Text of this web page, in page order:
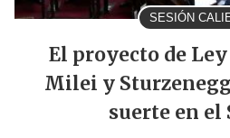
SESIÓN
El proyecto de
Milei y
suerte en el